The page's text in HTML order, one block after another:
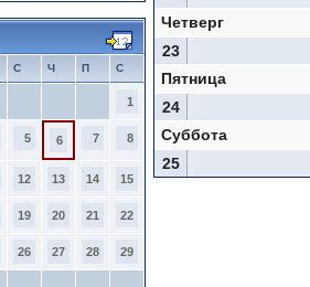
С Ч П С
1
5 6 7 8
12 13 14 15
19 20 21 22
26 27 28 29
Четверг
23
Пятница
24
Суббота
25